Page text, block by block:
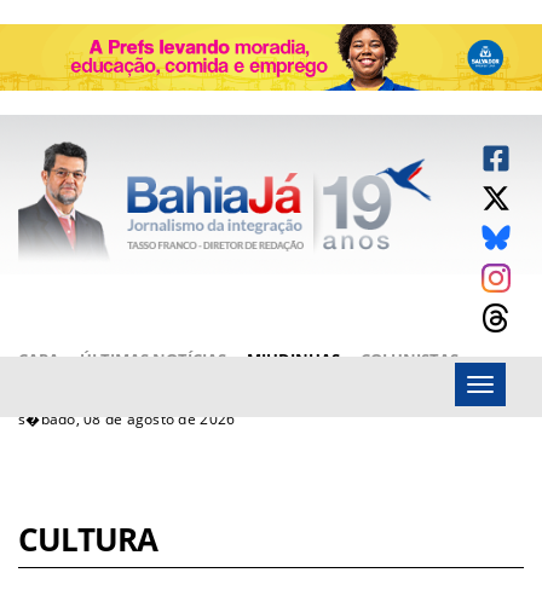
CAPA ÚLTIMAS NOTÍCIAS MIUDINHAS
COLUNISTAS
s�bado, 08 de agosto de 2026
Menu
CULTURA